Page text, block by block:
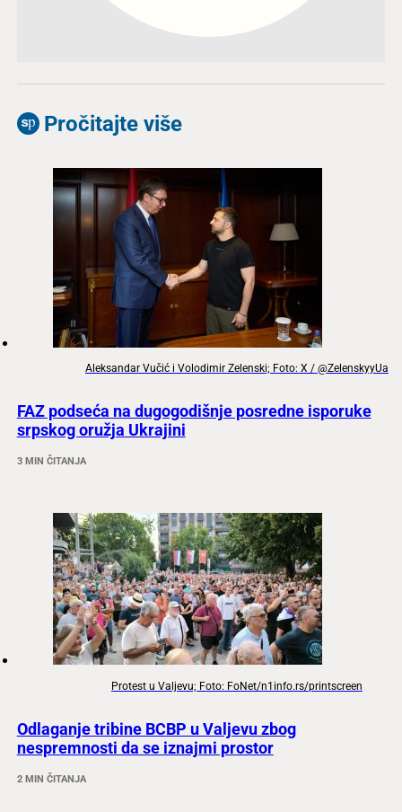
Pročitajte više
Aleksandar Vučić i Volodimir Zelenski; Foto: X / @ZelenskyyUa
FAZ podseća na dugogodišnje posredne isporuke
srpskog oružja Ukrajini
3 MIN ČITANJA
Protest u Valjevu; Foto: FoNet/n1info.rs/printscreen
Odlaganje tribine BCBP u Valjevu zbog
nespremnosti da se iznajmi prostor
2 MIN ČITANJA